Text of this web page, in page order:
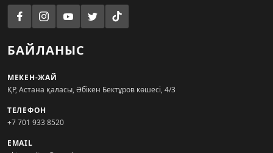
БАЙЛАНЫС
МЕКЕН-ЖАЙ
ҚР, Астана қаласы, Әбікен Бектұров көшесі, 4/3
ТЕЛЕФОН
+7 701 933 8520
EMAIL